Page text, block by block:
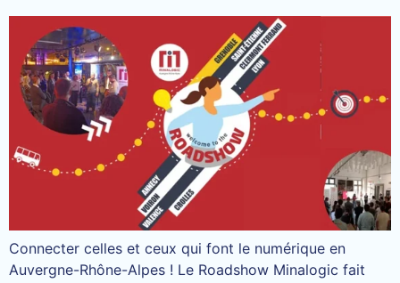
Connecter celles et ceux qui font le numérique en
Auvergne-Rhône-Alpes ! Le Roadshow Minalogic fait